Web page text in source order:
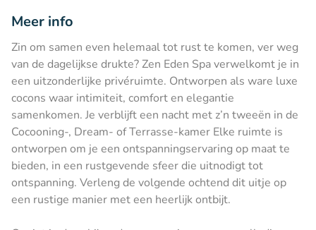
Meer info
Zin om samen even helemaal tot rust te komen, ver weg
van de dagelijkse drukte? Zen Eden Spa verwelkomt je in
een uitzonderlijke privéruimte. Ontworpen als ware luxe
cocons waar intimiteit, comfort en elegantie
samenkomen. Je verblijft een nacht met z’n tweeën in de
Cocooning-, Dream- of Terrasse-kamer Elke ruimte is
ontworpen om je een ontspanningservaring op maat te
bieden, in een rustgevende sfeer die uitnodigt tot
ontspanning. Verleng de volgende ochtend dit uitje op
een rustige manier met een heerlijk ontbijt.